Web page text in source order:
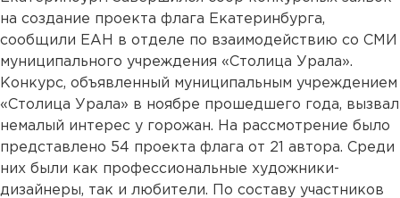
на создание проекта флага Екатеринбурга,
сообщили ЕАН в отделе по взаимодействию со СМИ
муниципального учреждения «Столица Урала».
Конкурс, объявленный муниципальным учреждением
«Столица Урала» в ноябре прошедшего года, вызвал
немалый интерес у горожан. На рассмотрение было
представлено 54 проекта флага от 21 автора. Среди
них были как профессиональные художники-
дизайнеры, так и любители. По составу участников